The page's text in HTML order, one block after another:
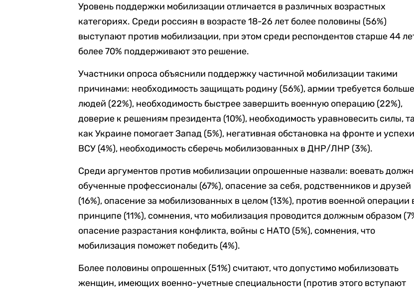
Уровень поддержки мобилизации отличается в различных возрастных
категориях. Среди россиян в возрасте 18-26 лет более половины (56%)
выступают против мобилизации, при этом среди респондентов старше 44
более 70% поддерживают это решение.
Участники опроса объяснили поддержку частичной мобилизации такими
причинами: необходимость защищать родину (56%), армии требуется больше
людей (22%), необходимость быстрее завершить военную операцию (22%),
доверие к решениям президента (10%), необходимость уравновесить силы,
как Украине помогает Запад (5%), негативная обстановка на фронте и успехи
ВСУ (4%), необходимость сберечь мобилизованных в ДНР/ЛНР (3%).
Среди аргументов против мобилизации опрошенные назвали: воевать
обученные профессионалы (67%), опасение за себя, родственников и друзей
(16%), опасение за мобилизованных в целом (13%), против военной операции
принципе (11%), сомнения, что мобилизация проводится должным образом
опасение разрастания конфликта, войны с НАТО (5%), сомнения, что
мобилизация поможет победить (4%).
Более половины опрошенных (51%) считают, что допустимо мобилизовать
женщин, имеющих военно-учетные специальности (против этого вступают